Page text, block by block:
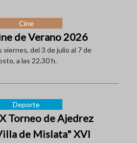
Cine
de Verano 2026
viernes, del 3 de julio al 7 de
a las 22.30 h.
Deporte
Torneo de Ajedrez
de Mislata" XVI